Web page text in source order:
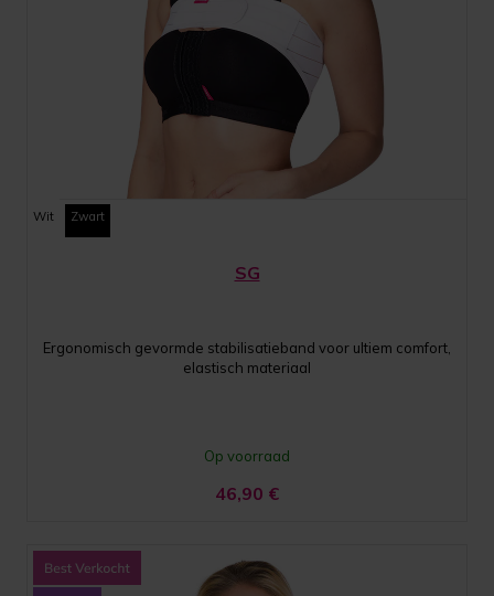
Wit Zwart
SG
Ergonomisch gevormde stabilisatieband voor ultiem comfort,
elastisch materiaal
Op voorraad
46,90 €